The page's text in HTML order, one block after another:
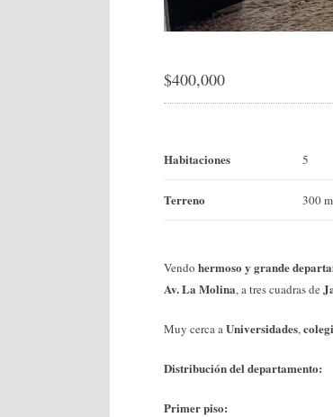
$400,000
Habitaciones 5
Terreno 300
Vendo hermoso y grande
Av. La Molina, a tres cuadras de
Muy cerca aUniversidades,
Distribución del departamento:
Primer piso: